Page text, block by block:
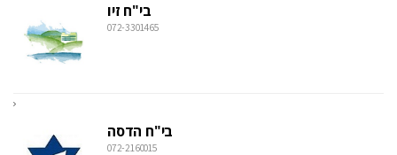
בי"ח זיו
072-3301465
בי"ח הדסה
072-2160015